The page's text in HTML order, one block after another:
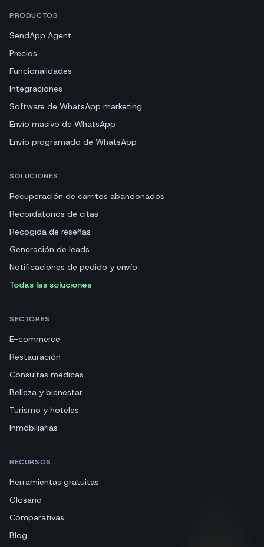
PRODUCTOS
SendApp Agent
Precios
Funcionalidades
Integraciones
Software de WhatsApp marketing
Envío masivo de WhatsApp
Envío programado de WhatsApp
SOLUCIONES
Recuperación de carritos abandonados
Recordatorios de citas
Recogida de reseñas
Generación de leads
Notificaciones de pedido y envío
Todas las soluciones
SECTORES
E-commerce
Restauración
Consultas médicas
Belleza y bienestar
Turismo y hoteles
Inmobiliarias
RECURSOS
Herramientas gratuitas
Glosario
Comparativas
Blog